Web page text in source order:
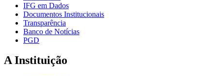
IFG em Dados
Documentos Institucionais
Transparência
Banco de Notícias
PGD
A Instituição